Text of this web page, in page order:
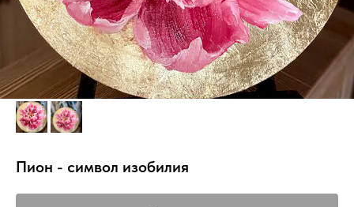
Пион - символ изобилия